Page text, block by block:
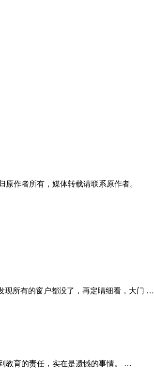
作者所有，媒体转载请联系原作者。
现所有的窗户都没了，再定睛细看，大门 …
教育的责任，实在是遗憾的事情。 …